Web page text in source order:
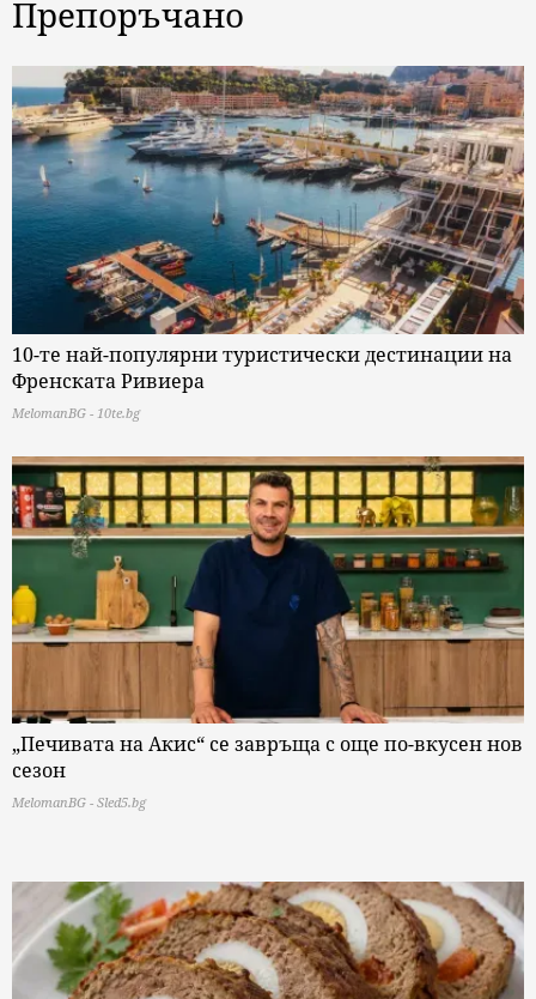
Препоръчано
10-те най-популярни туристически дестинации на
Френската Ривиера
MelomanBG - 10te.bg
„Печивата на Акис“ се завръща с още по-вкусен нов
сезон
MelomanBG - Sled5.bg